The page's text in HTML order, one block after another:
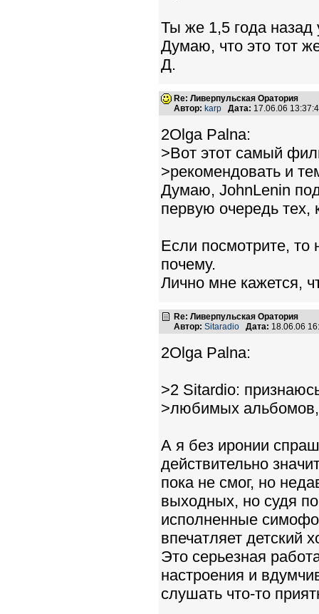
Ты же 1,5 года назад
Думаю, что это тот
Д.
Re: Ливерпульская Оратория
Автор: karp Дата: 17.06.06
2Olga Palna:
>Вот этот самый
>рекомендовать и
Думаю, JohnLenin
первую очередь тех,
Если посмотрите, то
почему.
Лично мне кажется,
Re: Ливерпульская Оратория
Автор: Sitaradio Дата: 18.06.06
2Olga Palna:
>2 Sitardio:
>любимых
А я без иронии
действительно
пока не смог, но
выходных, но судя
исполненные
впечатляет детский
Это серьезная
настроения и
слушать что-то